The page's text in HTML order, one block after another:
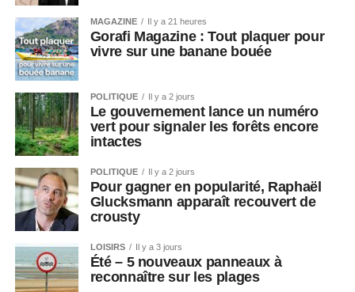
MAGAZINE Il y a 21 heures
Gorafi Magazine : Tout plaquer pour
vivre sur une banane bouée
POLITIQUE Il y a 2 jours
Le gouvernement lance un numéro
vert pour signaler les forêts encore
intactes
POLITIQUE Il y a 2 jours
Pour gagner en popularité, Raphaël
Glucksmann apparaît recouvert de
crousty
LOISIRS Il y a 3 jours
Été – 5 nouveaux panneaux à
reconnaître sur les plages